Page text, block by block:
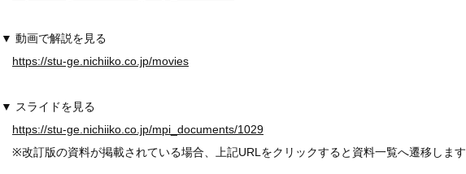
▼ 動画で解説を見る
https://stu-ge.nichiiko.co.jp/movies
▼ スライドを見る
https://stu-ge.nichiiko.co.jp/mpi_documents/1029
※改訂版の資料が掲載されている場合、上記URLをクリックすると資料一覧へ遷移しま